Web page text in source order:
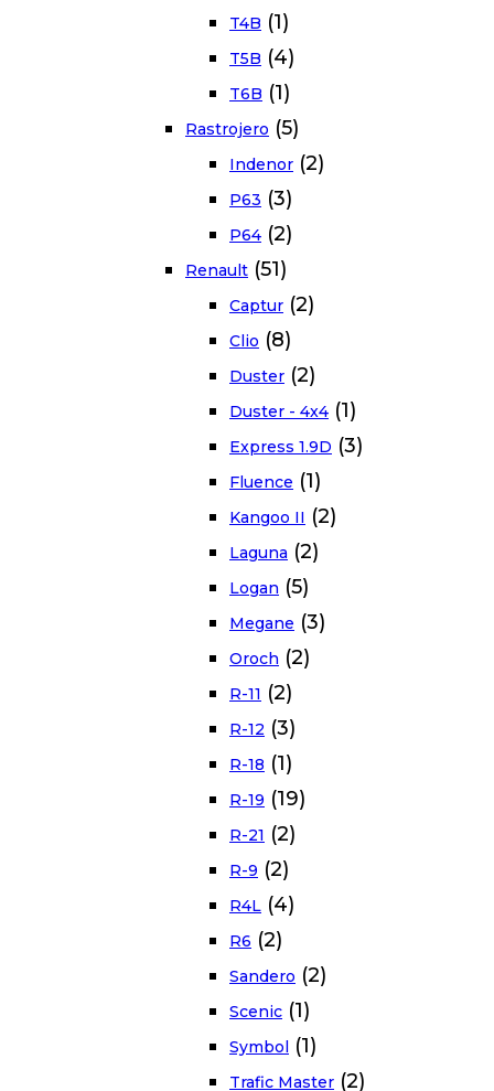
T4B (1)
T5B (4)
T6B (1)
Rastrojero (5)
Indenor (2)
P63 (3)
P64 (2)
Renault (51)
Captur (2)
Clio (8)
Duster (2)
Duster - 4x4 (1)
Express 1.9D (3)
Fluence (1)
Kangoo II (2)
Laguna (2)
Logan (5)
Megane (3)
Oroch (2)
R-11 (2)
R-12 (3)
R-18 (1)
R-19 (19)
R-21 (2)
R-9 (2)
R4L (4)
R6 (2)
Sandero (2)
Scenic (1)
Symbol (1)
Trafic Master (2)